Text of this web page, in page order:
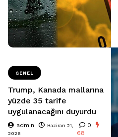
GENEL
Trump, Kanada mallarına
yüzde 35 tarife
uygulanacağını duyurdu
admin
Haziran 21,
2026
0
68